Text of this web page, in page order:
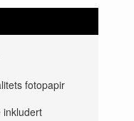
fotopapir
inkludert